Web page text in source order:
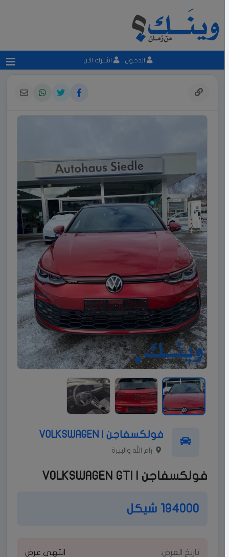
الدخول اشترك الان
فولكسفاجن | VOLKSWAGEN
رام الله والبيرة
فولكسفاجن | VOLKSWAGEN GTI
194000 شيكل
تاريخ العرض: انتهى عرض